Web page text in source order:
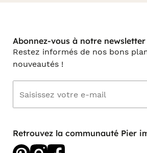
Abonnez-vous à notre newsletter
Restez informés de nos bons
nouveautés !
Retrouvez la communauté Pier